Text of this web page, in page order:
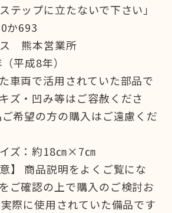
テップに立たないで下さい」
か693
熊本営業所
平成8年）
車両で活用されていた部品で
ズ・凹み等はご容赦くださ
希望の方の購入はご遠慮くだ
イズ：約18㎝×7㎝
】 商品説明をよくご覧にな
ご確認の上で購入のご検討お
際に使用されていた備品です